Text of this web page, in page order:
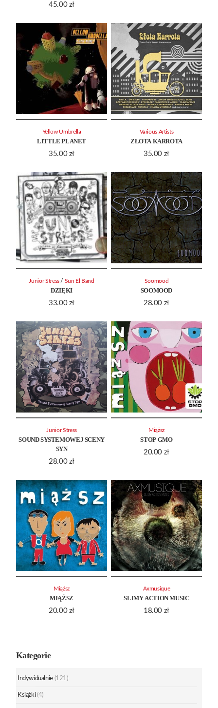
45.00 zł
LITTLE PLANET
35.00 zł
Yellow Umbrella
ZŁOTA KARROTA
35.00 zł
Various Artists
DZIĘKI
33.00 zł
Junior Stress / Sun El Band
SOOMOOD
28.00 zł
Soomood
SOUND SYSTEMOWEJ SCENY
SYN
28.00 zł
Junior Stress
STOP GMO
20.00 zł
Miąższ
MIĄŻSZ
20.00 zł
Miąższ
SLIMY ACTION MUSIC
18.00 zł
Axmusique
Kategorie
Indywidualnie (121)
Książki (4)